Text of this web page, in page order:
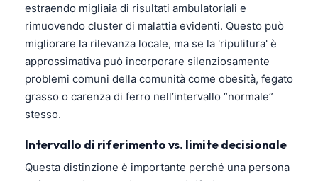
estraendo migliaia di risultati ambulatoriali e
rimuovendo cluster di malattia evidenti. Questo può
migliorare la rilevanza locale, ma se la 'ripulitura' è
approssimativa può incorporare silenziosamente
problemi comuni della comunità come obesità, fegato
grasso o carenza di ferro nell’intervallo “normale”
stesso.
Intervallo di riferimento vs. limite decisionale
Questa distinzione è importante perché una persona